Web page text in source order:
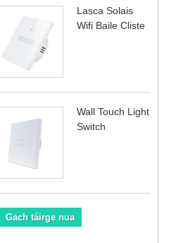
Lasca Solais
Wifi Baile Cliste
Wall Touch Light
Switch
Gach táirge nua